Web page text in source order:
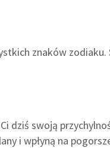
znaków zodiaku.
dziś swoją
i wpłyną na